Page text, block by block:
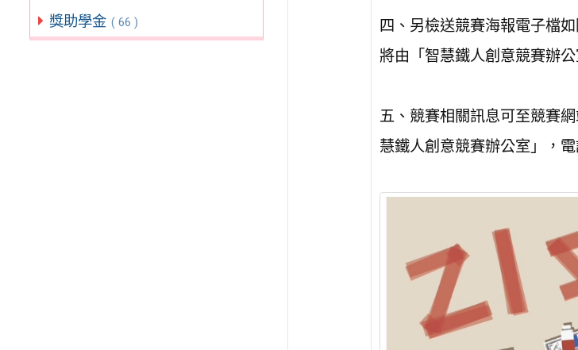
獎助學金 ( 66 )
四、另檢送競賽海報電子檔
將由「智慧鐵人創意競賽辦
五、競賽相關訊息可至競賽
慧鐵人創意競賽辦公室」，